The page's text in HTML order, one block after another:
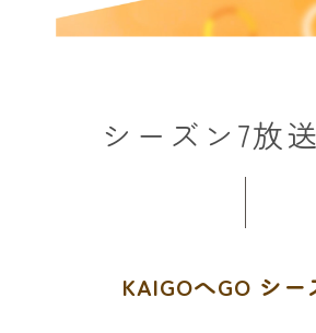
シーズン7放
KAIGOへGO シー